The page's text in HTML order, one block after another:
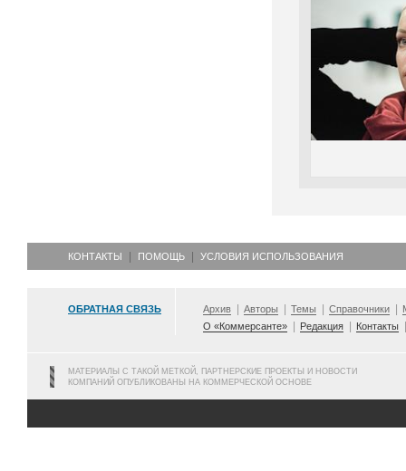
КОНТАКТЫ ПОМОЩЬ УСЛОВИЯ ИСПОЛЬЗОВАНИЯ
ОБРАТНАЯ СВЯЗЬ Архив Авторы Темы Справочники
О «Коммерсанте»
Редакция Контакты
МАТЕРИАЛЫ С ТАКОЙ МЕТКОЙ, ПАРТНЕРСКИЕ ПРОЕКТЫ И НОВОСТИ
КОМПАНИЙ ОПУБЛИКОВАНЫ НА КОММЕРЧЕСКОЙ ОСНОВЕ